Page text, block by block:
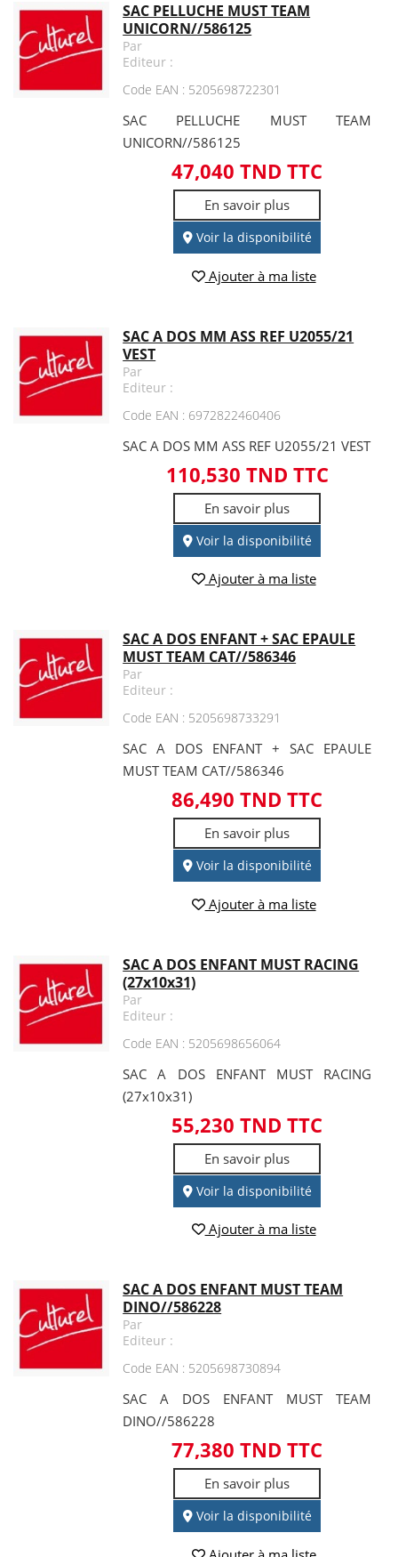
SAC PELLUCHE MUST TEAM
UNICORN//586125
Par
Editeur :
Code EAN : 5205698722301
SAC PELLUCHE MUST TEAM
UNICORN//586125
47,040 TND TTC
En savoir plus
Voir la disponibilité
Ajouter à ma liste
SAC A DOS MM ASS REF U2055/21
VEST
Par
Editeur :
Code EAN : 6972822460406
SAC A DOS MM ASS REF U2055/21 VEST
110,530 TND TTC
En savoir plus
Voir la disponibilité
Ajouter à ma liste
SAC A DOS ENFANT + SAC EPAULE
MUST TEAM CAT//586346
Par
Editeur :
Code EAN : 5205698733291
SAC A DOS ENFANT + SAC EPAULE
MUST TEAM CAT//586346
86,490 TND TTC
En savoir plus
Voir la disponibilité
Ajouter à ma liste
SAC A DOS ENFANT MUST RACING
(27x10x31)
Par
Editeur :
Code EAN : 5205698656064
SAC A DOS ENFANT MUST RACING
(27x10x31)
55,230 TND TTC
En savoir plus
Voir la disponibilité
Ajouter à ma liste
SAC A DOS ENFANT MUST TEAM
DINO//586228
Par
Editeur :
Code EAN : 5205698730894
SAC A DOS ENFANT MUST TEAM
DINO//586228
77,380 TND TTC
En savoir plus
Voir la disponibilité